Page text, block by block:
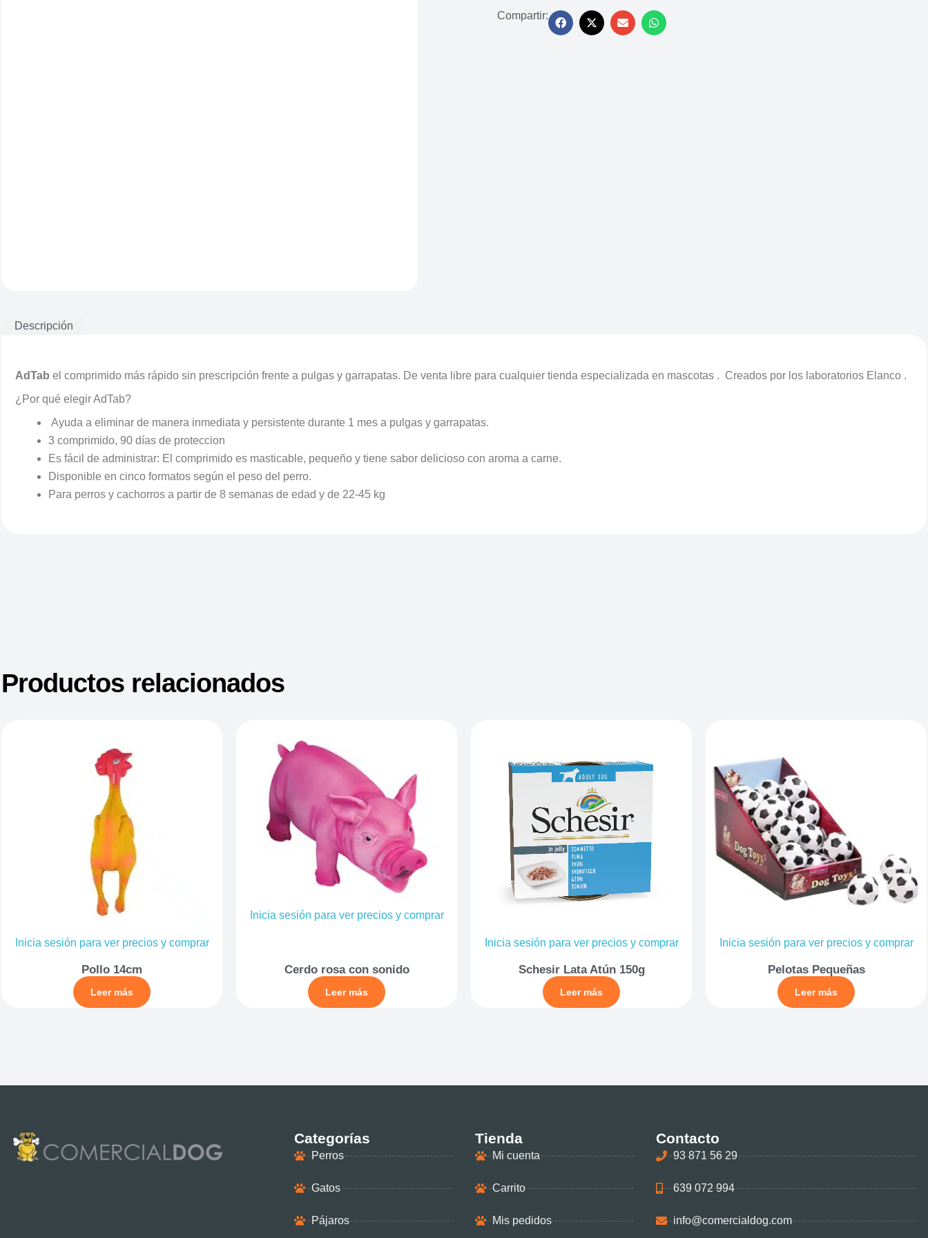
Compartir:
Descripción
AdTab el comprimido más rápido sin prescripción frente a pulgas y garrapatas. De venta libre para cualquier tienda especializada en mascotas . Creados por los laboratorios Elanco .
¿Por qué elegir AdTab?
Ayuda a eliminar de manera inmediata y persistente durante 1 mes a pulgas y garrapatas.
3 comprimido, 90 días de proteccion
Es fácil de administrar: El comprimido es masticable, pequeño y tiene sabor delicioso con aroma a carne.
Disponible en cinco formatos según el peso del perro.
Para perros y cachorros a partir de 8 semanas de edad y de 22-45 kg
Productos relacionados
Inicia sesión para ver precios y comprar
Pollo 14cm
Leer más
Inicia sesión para ver precios y comprar
Cerdo rosa con sonido
Leer más
Inicia sesión para ver precios y comprar
Schesir Lata Atún 150g
Leer más
Inicia sesión para ver precios y comprar
Pelotas Pequeñas
Leer más
Categorías
Perros
Gatos
Pájaros
Tienda
Mi cuenta
Carrito
Mis pedidos
Contacto
93 871 56 29
639 072 994
info@comercialdog.com